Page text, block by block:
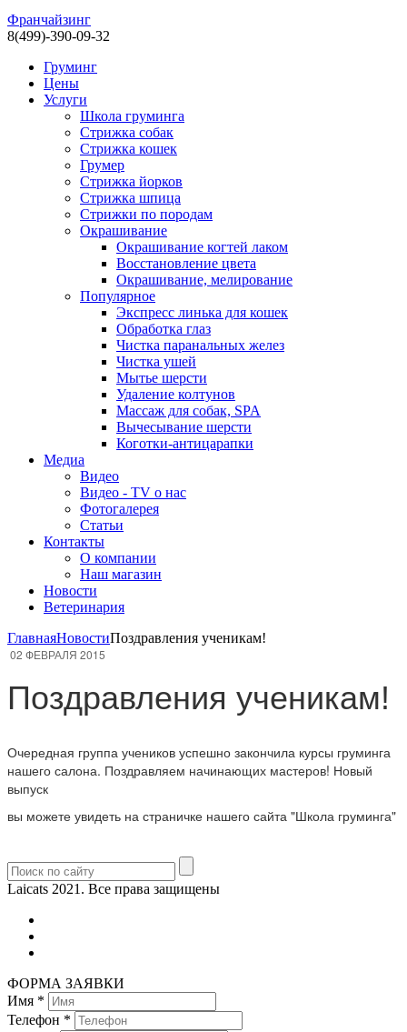
Франчайзинг
8(499)-390-09-32
Груминг
Цены
Услуги
Школа груминга
Стрижка собак
Стрижка кошек
Грумер
Стрижка йорков
Стрижка шпица
Стрижки по породам
Окрашивание
Окрашивание когтей лаком
Восстановление цвета
Окрашивание, мелирование
Популярное
Экспресс линька для кошек
Обработка глаз
Чистка паранальных желез
Чистка ушей
Мытье шерсти
Удаление колтунов
Массаж для собак, SPA
Вычесывание шерсти
Коготки-антицарапки
Медиа
Видео
Видео - TV о нас
Фотогалерея
Статьи
Контакты
О компании
Наш магазин
Новости
Ветеринария
ГлавнаяНовостиПоздравления ученикам!
02 ФЕВРАЛЯ 2015
Поздравления ученикам!
Очередная группа учеников успешно закончила курсы груминга
нашего салона. Поздравляем начинающих мастеров! Новый
выпуск
вы можете увидеть на страничке нашего сайта "Школа груминга"
Laicats 2021. Все права защищены
ФОРМА ЗАЯВКИ
Имя *
Телефон *